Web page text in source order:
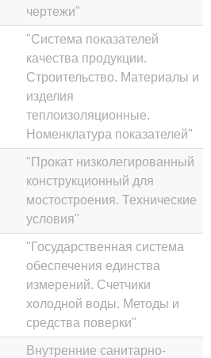
чертежи"
"Система показателей
качества продукции.
Строительство. Материалы и
изделия
теплоизоляционные.
Номенклатура показателей"
"Прокат низколегированный
конструкционный для
мостостроения. Технические
условия"
"Государственная система
обеспечения единства
измерений. Счетчики
холодной воды. Методы и
средства поверки"
Внутренние санитарно-